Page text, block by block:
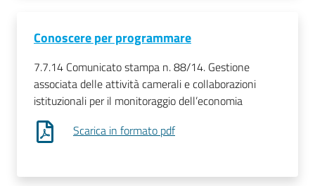
Conoscere per programmare
7.7.14 Comunicato stampa n. 88/14. Gestione
associata delle attività camerali e collaborazioni
istituzionali per il monitoraggio dell’economia
Scarica in formato pdf